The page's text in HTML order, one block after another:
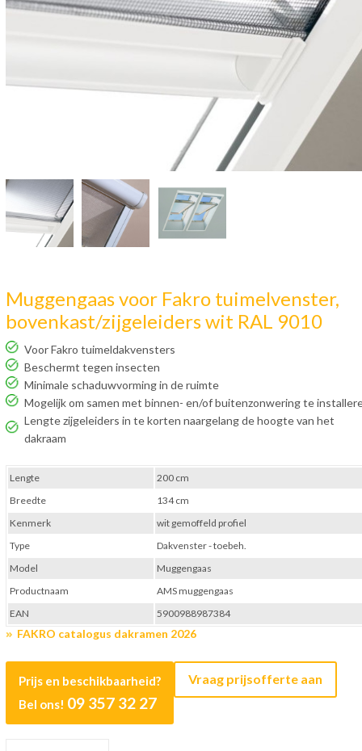
Muggengaas voor Fakro tuimelvenster,
bovenkast/zijgeleiders wit RAL 9010
Voor Fakro tuimeldakvensters
Beschermt tegen insecten
Minimale schaduwvorming in de ruimte
Mogelijk om samen met binnen- en/of buitenzonwering te
Lengte zijgeleiders in te korten naargelang de hoogte van het
dakraam
FAKRO catalogus dakramen 2026
Prijs en beschikbaarheid?
Bel ons! 09 357 32 27
Vraag prijsofferte aan
Lengte
200 cm
Breedte
134 cm
Kenmerk
wit gemoffeld profiel
Type
Dakvenster - toebeh.
Model
Muggengaas
Productnaam
AMS muggengaas
EAN
5900988987384